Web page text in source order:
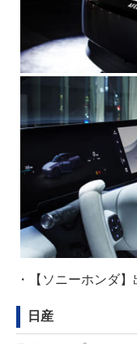
・ 【ソニーホンダ
日産